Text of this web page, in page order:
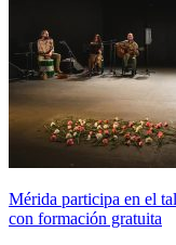
Mérida participa en el
con formación gratuita